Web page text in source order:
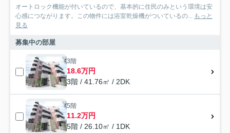
オートロック機能が付いているので、基本的に住民のみという環境は安
心感につながります。この物件には浴室乾燥機がついているの... もっと
見る
募集中の部屋
3階
18.6万円
3階 / 41.76㎡ / 2DK
5階
11.2万円
5階 / 26.10㎡ / 1DK